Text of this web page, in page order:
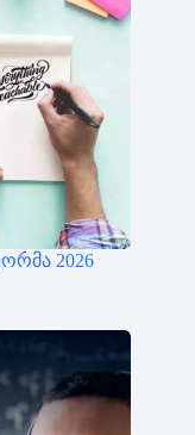
2026